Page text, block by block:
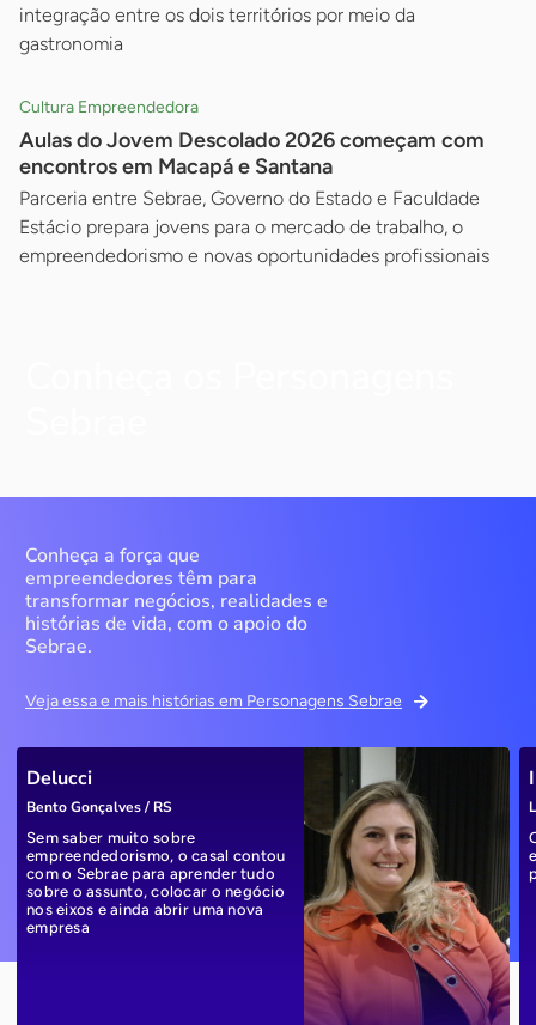
integração entre os dois territórios por meio da
gastronomia
Cultura Empreendedora
Aulas do Jovem Descolado 2026 começam com
encontros em Macapá e Santana
Parceria entre Sebrae, Governo do Estado e Faculdade
Estácio prepara jovens para o mercado de trabalho, o
empreendedorismo e novas oportunidades profissionais
Conheça a força que
empreendedores têm para
transformar negócios, realidades e
histórias de vida, com o apoio do
Sebrae.
Veja essa e mais histórias em Personagens Sebrae
Delucci
Bento Gonçalves / RS
Sem saber muito sobre
empreendedorismo, o casal contou
com o Sebrae para aprender tudo
sobre o assunto, colocar o negócio
nos eixos e ainda abrir uma nova
empresa